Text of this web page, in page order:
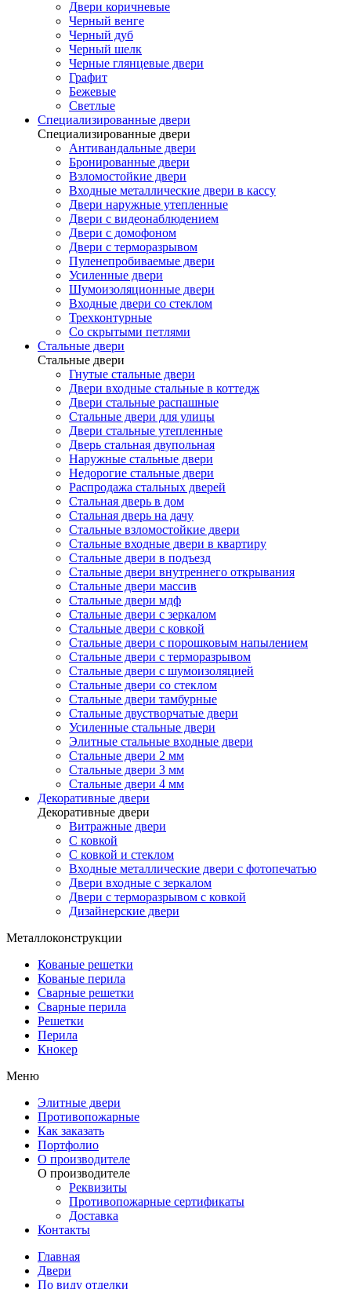
Двери коричневые
Черный венге
Черный дуб
Черный шелк
Черные глянцевые двери
Графит
Бежевые
Светлые
Специализированные двери
Специализированные двери
Антивандальные двери
Бронированные двери
Взломостойкие двери
Входные металлические двери в кассу
Двери наружные утепленные
Двери с видеонаблюдением
Двери с домофоном
Двери с терморазрывом
Пуленепробиваемые двери
Усиленные двери
Шумоизоляционные двери
Входные двери со стеклом
Трехконтурные
Со скрытыми петлями
Стальные двери
Стальные двери
Гнутые стальные двери
Двери входные стальные в коттедж
Двери стальные распашные
Стальные двери для улицы
Двери стальные утепленные
Дверь стальная двупольная
Наружные стальные двери
Недорогие стальные двери
Распродажа стальных дверей
Стальная дверь в дом
Стальная дверь на дачу
Стальные взломостойкие двери
Стальные входные двери в квартиру
Стальные двери в подъезд
Стальные двери внутреннего открывания
Стальные двери массив
Стальные двери мдф
Стальные двери с зеркалом
Стальные двери с ковкой
Стальные двери с порошковым напылением
Стальные двери с терморазрывом
Стальные двери с шумоизоляцией
Стальные двери со стеклом
Стальные двери тамбурные
Стальные двустворчатые двери
Усиленные стальные двери
Элитные стальные входные двери
Стальные двери 2 мм
Стальные двери 3 мм
Стальные двери 4 мм
Декоративные двери
Декоративные двери
Витражные двери
С ковкой
С ковкой и стеклом
Входные металлические двери с фотопечатью
Двери входные с зеркалом
Двери с терморазрывом с ковкой
Дизайнерские двери
Металлоконструкции
Кованые решетки
Кованые перила
Сварные решетки
Сварные перила
Решетки
Перила
Кнокер
Меню
Элитные двери
Противопожарные
Как заказать
Портфолио
О производителе
О производителе
Реквизиты
Противопожарные сертификаты
Доставка
Контакты
Главная
Двери
По виду отделки